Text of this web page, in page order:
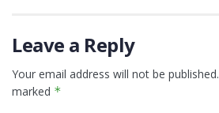
Leave a Reply
Your email address will not be published.
marked *